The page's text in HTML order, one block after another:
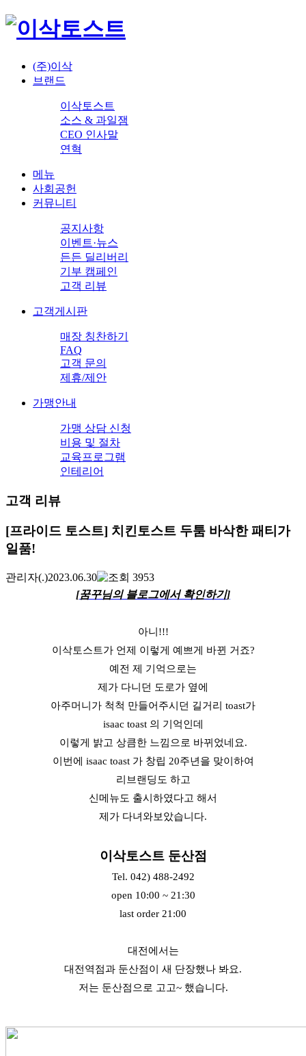
(주)이삭
브랜드
이삭토스트
소스 & 과일잼
CEO 인사말
연혁
메뉴
사회공헌
커뮤니티
공지사항
이벤트·뉴스
든든 딜리버리
기부 캠페인
고객 리뷰
고객게시판
매장 칭찬하기
FAQ
고객 문의
제휴/제안
가맹안내
가맹 상담 신청
비용 및 절차
교육프로그램
인테리어
고객 리뷰
[프라이드 토스트] 치킨토스트 두툼 바삭한 패티가
일품!
관리자(.)2023.06.30
3953
[꿈꾸님의 블로그에서 확인하기]
아니!!!
이삭토스트가 언제 이렇게 예쁘게 바뀐 거죠?
예전 제 기억으로는
제가 다니던 도로가 옆에
아주머니가 척척 만들어주시던 길거리 toast가
isaac toast 의 기억인데
이렇게 밝고 상큼한 느낌으로 바뀌었네요.
이번에 isaac toast 가 창립 20주년을 맞이하여
리브랜딩도 하고
신메뉴도 출시하였다고 해서
제가 다녀와보았습니다.
이삭토스트 둔산점
Tel. 042) 488-2492
open 10:00 ~ 21:30
last order 21:00
대전에서는
대전역점과 둔산점이 새 단장했나 봐요.
저는 둔산점으로 고고~ 했습니다.